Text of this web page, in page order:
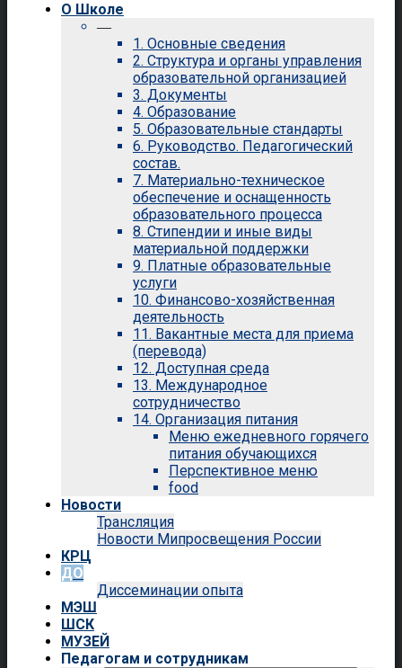
О Школе
—
1. Основные сведения
2. Структура и органы управления
образовательной организацией
3. Документы
4. Образование
5. Образовательные стандарты
6. Руководство. Педагогический
состав.
7. Материально-техническое
обеспечение и оснащенность
образовательного процесса
8. Стипендии и иные виды
материальной поддержки
9. Платные образовательные
услуги
10. Финансово-хозяйственная
деятельность
11. Вакантные места для приема
(перевода)
12. Доступная среда
13. Международное
сотрудничество
14. Организация питания
Меню ежедневного горячего
питания обучающихся
Перспективное меню
food
Новости
Трансляция
Новости Мипросвещения России
КРЦ
ДО
Диссеминации опыта
МЭШ
ШСК
МУЗЕЙ
Педагогам и сотрудникам